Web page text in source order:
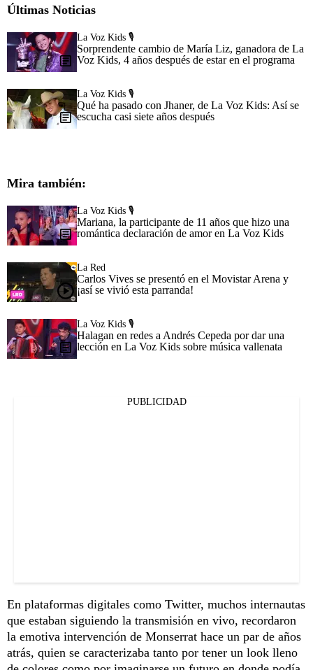
Últimas Noticias
La Voz Kids 🎙️
Sorprendente cambio de María Liz, ganadora de La
Voz Kids, 4 años después de estar en el programa
La Voz Kids 🎙️
Qué ha pasado con Jhaner, de La Voz Kids: Así se
escucha casi siete años después
Mira también:
La Voz Kids 🎙️
Mariana, la participante de 11 años que hizo una
romántica declaración de amor en La Voz Kids
La Red
Carlos Vives se presentó en el Movistar Arena y
¡así se vivió esta parranda!
La Voz Kids 🎙️
Halagan en redes a Andrés Cepeda por dar una
lección en La Voz Kids sobre música vallenata
PUBLICIDAD
En plataformas digitales como Twitter, muchos internautas
que estaban siguiendo la transmisión en vivo, recordaron
la emotiva intervención de Monserrat hace un par de años
atrás, quien se caracterizaba tanto por tener un look lleno